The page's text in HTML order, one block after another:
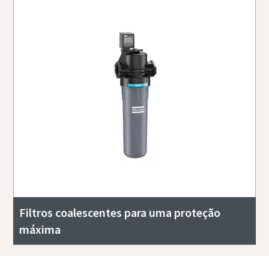
Filtros coalescentes para uma proteção
máxima